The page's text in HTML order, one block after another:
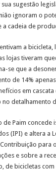
sugestão
ignoram o
cadeia de
a bicicleta,
lojas tiveram
se que a
de 14%
em
detalhamento
de Paim concede
(IPI) e altera a
para
e sobre a
de bicicletas